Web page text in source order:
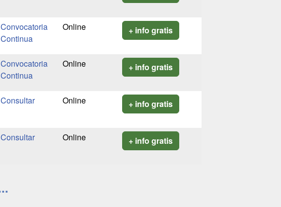
Convocatoria
Continua
Online + info gratis
Convocatoria
Continua
Online + info gratis
Online + info gratis
Online + info gratis